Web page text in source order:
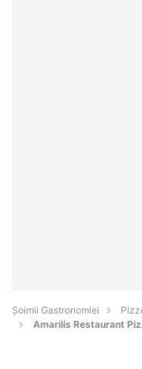
Șoimii Gastronomiei
Amarilis Restaurant